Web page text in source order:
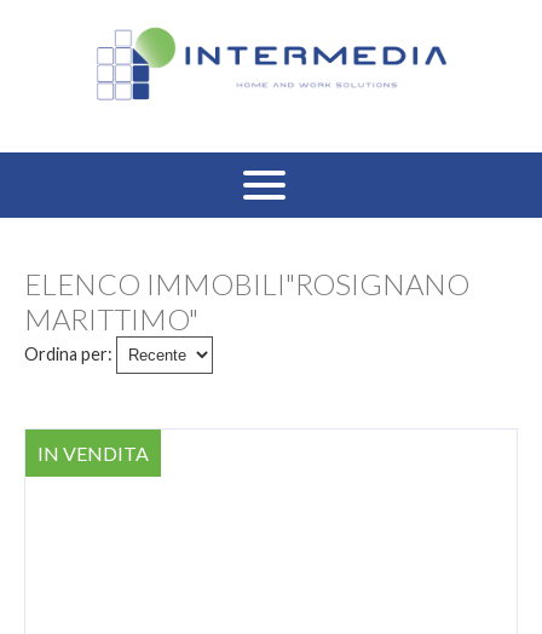
VENDITA RESIDENZIALE
AFFITTO RESIDENZIALE
VENDITA COMMERCIALE
AFFITTO COMMERCIALE
ELENCO IMMOBILI"ROSIGNANO
MARITTIMO"
Ordina per:
IN VENDITA